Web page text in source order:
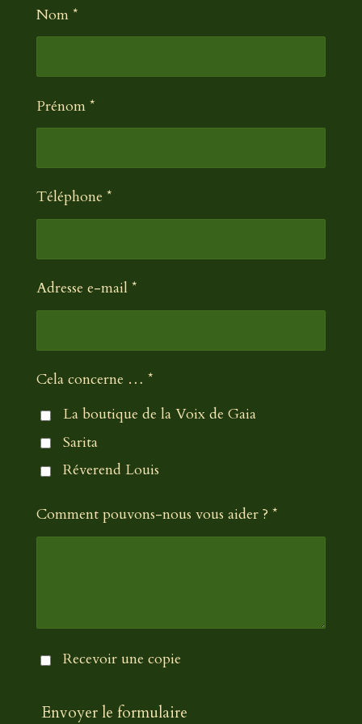
Nom *
Prénom *
Téléphone *
Adresse e-mail *
Cela concerne … *
La boutique de la Voix de Gaia
Sarita
Réverend Louis
Comment pouvons-nous vous aider ? *
Recevoir une copie
Envoyer le formulaire